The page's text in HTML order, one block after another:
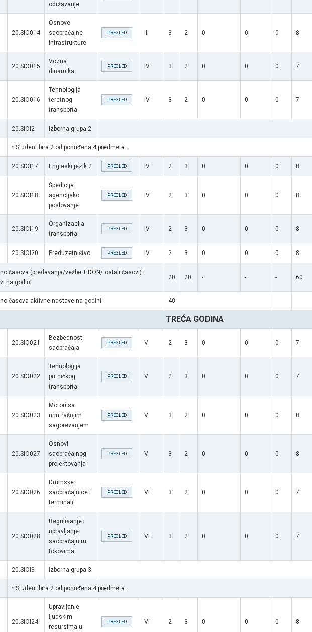
održavanje
20.SIO014
Osnove
saobraćajne
infrastrukture
PREGLED 3 2 0 0 0 8
20.SIO015
Vozna
dinamika
PREGLED IV 3 2 0 0 0 7
20.SIO016
Tehnologija
teretnog
transporta
PREGLED IV 3 2 0 0 0 7
20.SIOI2 Izborna grupa 2
* Student bira 2 od ponuđena 4 predmeta.
20.SIOI17 Engleski jezik 2 PREGLED IV 2 3 0 0 0 8
20.SIOI18
Špedicija i
agencijsko
poslovanje
PREGLED IV 2 3 0 0 0 8
20.SIOI19
Organizacija
transporta
PREGLED IV 2 3 0 0 0 8
20.SIOI20 Preduzetništvo PREGLED IV 2 3 0 0 0 8
časova (predavanja/vežbe + DON/ ostali časovi) i
na godini
20 20 - - - 60
časova aktivne nastave na godini 40
TREĆA GODINA
20.SIO021
Bezbednost
saobraćaja
PREGLED V 2 3 0 0 0 7
20.SIO022
Tehnologija
putničkog
transporta
PREGLED V 2 3 0 0 0 7
20.SIO023
Motori sa
unutrašnjim
sagorevanjem
PREGLED V 3 2 0 0 0 8
20.SIO027
Osnovi
saobraćajnog
projektovanja
PREGLED V 3 2 0 0 0 8
20.SIO026
Drumske
saobraćajnice i
terminali
PREGLED VI 3 2 0 0 0 7
20.SIO028
Regulisanje i
upravljanje
saobraćajnim
tokovima
PREGLED VI 3 2 0 0 0 7
20.SIOI3 Izborna grupa 3
* Student bira 2 od ponuđena 4 predmeta.
20.SIOI24
Upravljanje
ljudskim
resursima u
PREGLED VI 2 3 0 0 0 8